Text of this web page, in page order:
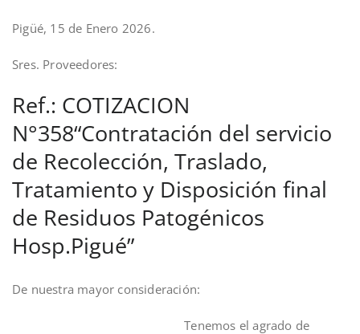
Pigüé, 15 de Enero 2026.
Sres. Proveedores:
Ref.: COTIZACION
N°358“Contratación del servicio
de Recolección, Traslado,
Tratamiento y Disposición final
de Residuos Patogénicos
Hosp.Pigué”
De nuestra mayor consideración:
Tenemos el agrado de